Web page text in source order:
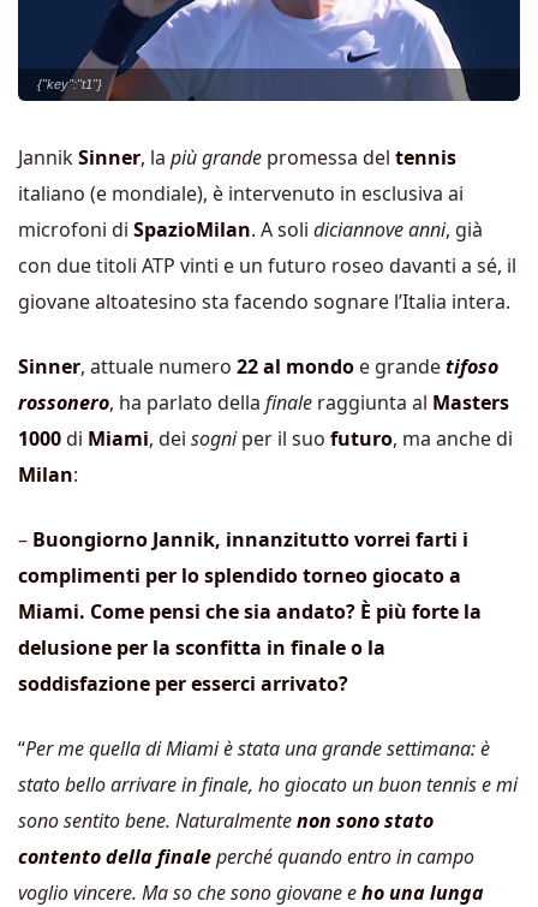
{"key":"t1"}
JannikSinner, la più grande promessa del tennis
italiano (e mondiale), è intervenuto in esclusiva ai
microfoni di SpazioMilan. A soli diciannove anni, già
con due titoli ATP vinti e un futuro roseo davanti a sé, il
giovane altoatesino sta facendo sognare l’Italia intera.
Sinner, attuale numero 22 al mondo e grandetifoso
rossonero, ha parlato della finale raggiunta al Masters
1000di Miami, dei sogniper il suo futuro, ma anche di
Milan:
– Buongiorno Jannik, innanzitutto vorrei farti i
complimenti per lo splendido torneo giocato a
Miami. Come pensi che sia andato? È più forte la
delusione per la sconfitta in finale o la
soddisfazione per esserci arrivato?
“Per me quella di Miami è stata una grande settimana: è
stato bello arrivare in finale, ho giocato un buon tennis e mi
sono sentito bene. Naturalmentenon sono stato
contento della finaleperché quando entro in campo
voglio vincere. Ma so che sono giovane eho una lunga